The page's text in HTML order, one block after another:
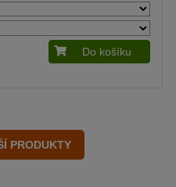
Do košíku